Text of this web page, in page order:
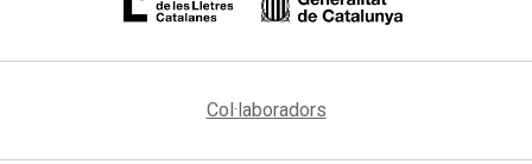
Col·laboradors